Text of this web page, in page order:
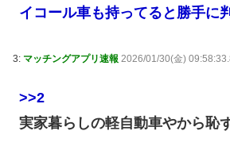
イコール車も持ってると勝手に
3: マッチングアプリ速報 2026/01/30(金)
>>2
実家暮らしの軽自動車やから恥